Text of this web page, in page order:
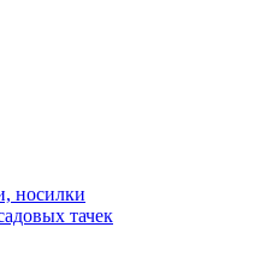
носилки
тачек